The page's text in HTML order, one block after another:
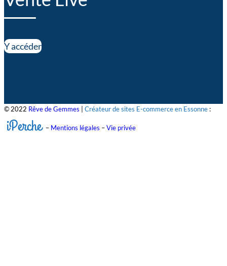
Y accéder
© 2022 Rêve de Gemmes | Créateur de sites E-commerce en Essonne :
iPerche – Mentions légales –Vie privée